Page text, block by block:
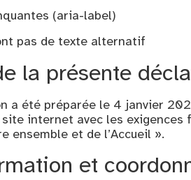
(aria-label)
pas de texte alternatif
la présente
a été préparée le 4 janvier
internet avec les exigences
ensemble et de l’Accueil ».
et